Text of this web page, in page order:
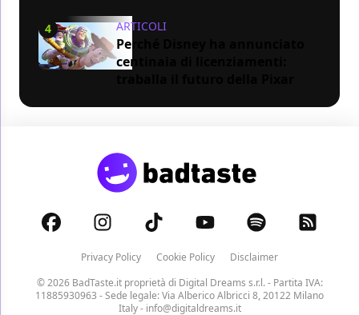
4 ARTICOLI
Perché Disney ha annunciato
centinaia di licenziamenti:
Privacy Policy Cookie Policy
Disclaimer
© 2026 BadTaste.it proprietà di Digital Dreams s.r.l.- Partita IVA:
11885930963 - Sede legale: Via Alberico Albricci 8, 20122 Milano
Italy - info@digitaldreams.it